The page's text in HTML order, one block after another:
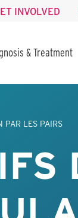
INVOLVED
& Treatment
PAR LES PAIRS